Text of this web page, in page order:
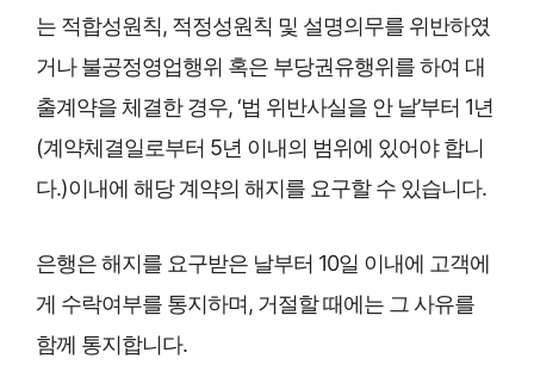
는 적합성원칙, 적정성원칙 및 설명의무를 위반하였
거나 불공정영업행위 혹은 부당권유행위를 하여 대
출계약을 체결한 경우, ‘법 위반사실을 안 날’부터 1년
(계약체결일로부터 5년 이내의 범위에 있어야 합니
다.)이내에 해당 계약의 해지를 요구할 수 있습니다.
은행은 해지를 요구받은 날부터 10일 이내에 고객에
게 수락여부를 통지하며, 거절할 때에는 그 사유를
함께 통지합니다.